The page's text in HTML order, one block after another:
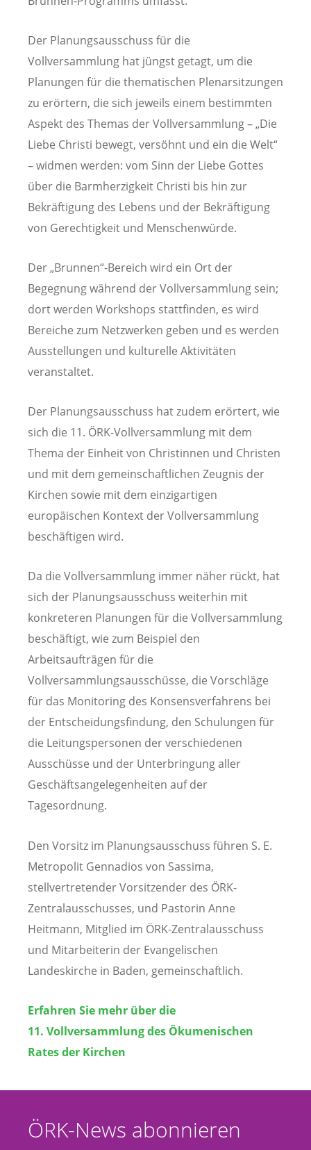
Der Planungsausschuss für die
Vollversammlung hat jüngst getagt, um die
Planungen für die thematischen Plenarsitzungen
zu erörtern, die sich jeweils einem bestimmten
Aspekt des Themas der Vollversammlung – „Die
Liebe Christi bewegt, versöhnt und ein die Welt“
– widmen werden: vom Sinn der Liebe Gottes
über die Barmherzigkeit Christi bis hin zur
Bekräftigung des Lebens und der Bekräftigung
von Gerechtigkeit und Menschenwürde.
Der „Brunnen“-Bereich wird ein Ort der
Begegnung während der Vollversammlung sein;
dort werden Workshops stattfinden, es wird
Bereiche zum Netzwerken geben und es werden
Ausstellungen und kulturelle Aktivitäten
veranstaltet.
Der Planungsausschuss hat zudem erörtert, wie
sich die 11. ÖRK-Vollversammlung mit dem
Thema der Einheit von Christinnen und Christen
und mit dem gemeinschaftlichen Zeugnis der
Kirchen sowie mit dem einzigartigen
europäischen Kontext der Vollversammlung
beschäftigen wird.
Da die Vollversammlung immer näher rückt, hat
sich der Planungsausschuss weiterhin mit
konkreteren Planungen für die Vollversammlung
beschäftigt, wie zum Beispiel den
Arbeitsaufträgen für die
Vollversammlungsausschüsse, die Vorschläge
für das Monitoring des Konsensverfahrens bei
der Entscheidungsfindung, den Schulungen für
die Leitungspersonen der verschiedenen
Ausschüsse und der Unterbringung aller
Geschäftsangelegenheiten auf der
Tagesordnung.
Den Vorsitz im Planungsausschuss führen S. E.
Metropolit Gennadios von Sassima,
stellvertretender Vorsitzender des ÖRK-
Zentralausschusses, und Pastorin Anne
Heitmann, Mitglied im ÖRK-Zentralausschuss
und Mitarbeiterin der Evangelischen
Landeskirche in Baden, gemeinschaftlich.
Erfahren Sie mehr über die
11. Vollversammlung des Ökumenischen
Rates der Kirchen
ÖRK-News abonnieren